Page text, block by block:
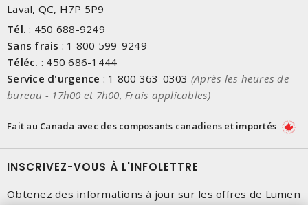
Laval, QC, H7P 5P9
Tél. : 450 688-9249
Sans frais : 1 800 599-9249
Téléc. : 450 686-1444
Service d'urgence : 1 800 363-0303 (Après les heures de
bureau - 17h00 et 7h00, Frais applicables)
Fait au Canada avec des composants canadiens et importés
INSCRIVEZ-VOUS À L'INFOLETTRE
Obtenez des informations à jour sur les offres de Lumen